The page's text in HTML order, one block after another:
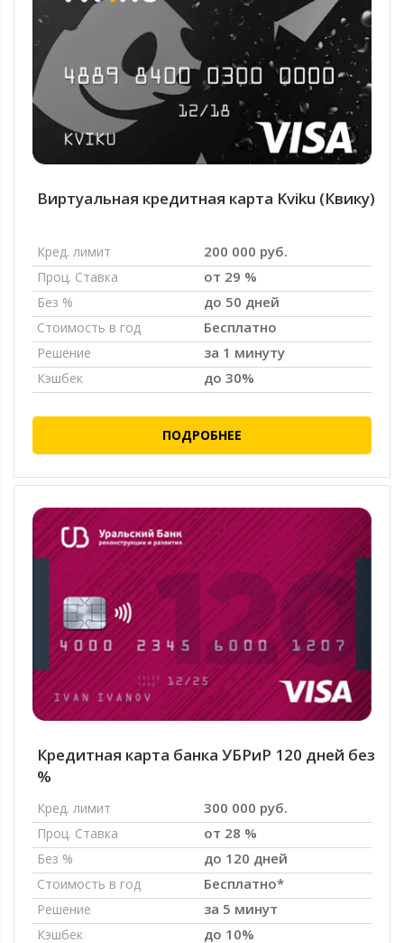
Виртуальная кредитная карта Kviku (Квику)
Кред. лимит 200 000 руб.
Проц. Ставка от 29 %
Без % до 50 дней
Стоимость в год Бесплатно
Решение за 1 минуту
Кэшбек до 30%
ПОДРОБНЕЕ
Кредитная карта банка УБРиР 120 дней без
%
Кред. лимит 300 000 руб.
Проц. Ставка от 28 %
Без % до 120 дней
Стоимость в год Бесплатно*
Решение за 5 минут
Кэшбек до 10%